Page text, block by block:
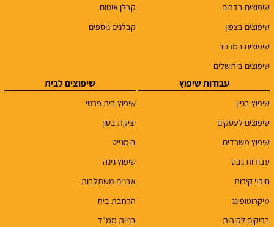
שיפוצים בדרום
שיפוצים בצפון
שיפוצים במרכז
שיפוצים בירושלים
קבלן איטום
קבלנים נוספים
עבודות שיפוץ
שיפוץ בניין
שיפוצים לעסקים
שיפוץ משרדים
עבודות גבס
חיפוי קירות
מיקרוטופינג
בריקים לקירות
שיפוצים לבית
שיפוץ בית פרטי
יציקת בטון
בומנייט
שיפוץ גינה
אבנים משתלבות
הרחבת בית
בניית ממ"ד